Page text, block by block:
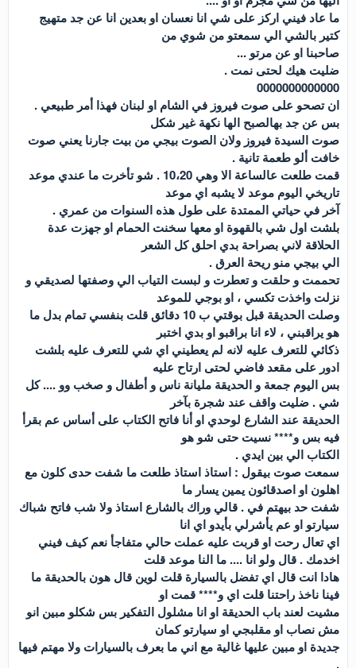
ما عاد فيني اركز على شي انا نعسان او بعدين انا عن جد متهيج
كتير بالشي الي سمعتو من شوي من
صاحبنا او عن مرتو ...
ضليت هيك لحتى نمت .
0000000000000
ان تصحو على صوت فيروز في الشام او لبنان فهذا أمر طبيعي .
بس عن جد بهالصبح الها نكهة غير شكل
صوت السيدة فيروز ولان الصوت بيجي من بيت جارنا يعني صوت
خافت ألو طعمة تانية .
قمت طلعت عالساعة الا وهي 10،20 . شو تأخرت ما عندي موعد
تاريخي اليوم موعد لا يشبه اي موعد
آخر في حياتي الممتدة على طول هذه السنوات من عمري .
بلشت اول شي بالقهوة او معها سخنت الحمام او جهزت عدة
الحلاقة لاني بصراحة بدي احلق كل الشعر
الي بيجي منو ريحة العرق .
تحممت و حلقت و تعطرت و لبست التياب الي وصفتها لصديقي و
نزلت واخذت تكسي ، او بوجي للموعد
وصلت الحديقة قبل بوقتي ب 10 دقائق قلت بنفسي تمام بدل ما
هو يراقبني ، لاء انا براقبو او بدي اختبر
ذكائي للتعرف عليه لانه لم يعطيني اي شي للتعرف عليه بلشت
ادور على مقعد فاضي لحتى ارتاح عليه
بس اليوم جمعة و الحديقة مليانة ناس و أطفال و صخب وو .... كل
شي . ضليت واقف عند شجرة بآخر
الحديقة عند الشارع لوحدي او أنا فاتح الكتاب على أساس عم بقرأ
فيه بس و**** نسيت حتى شو هو
الكتاب الي بين ايدي .
سمعت صوت بيقول : استاذ استاذ طلعت ما شفت حدى كلون مع
اهلون او اصدقائون يمين يسار ما
شفت حد بيهتم في . قالي وراك بالشارع استاذ ولا شب فاتح شباك
سيارتو او عم يأشرلي بأيدو اي انا
اي تعال رحت او قربت عليه عملت حالي متفاجأ نعم كيف فيني
اخدمك . قال ولو انا .... ما النا موعد قلت
هادا انت قال اي تفضل بالسيارة قلت لوين قال هون بالحديقة ما
فينا ناخذ راحتنا قلت اي و**** قمت او
مشيت لعند باب الحديقة او انا مشلول التفكير بس شكلو مبين انو
مش نصاب او مقلبجي او سيارتو كمان
جديدة او مبين عليها غالية مع اني ما بعرف بالسيارات ولا مهتم فيها
.